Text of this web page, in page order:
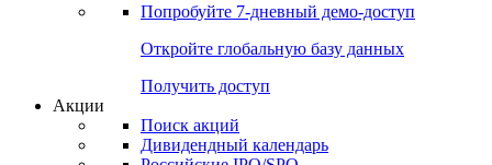
Попробуйте 7-дневный демо-доступ
Откройте глобальную базу данных
Получить доступ
Акции
Поиск акций
Дивидендный календарь